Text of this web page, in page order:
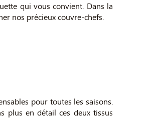
qui vous convient. Dans la
nos précieux couvre-chefs.
pour toutes les saisons.
plus en détail ces deux tissus